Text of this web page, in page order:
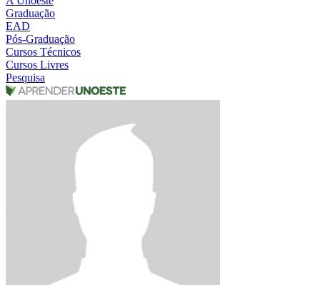
Graduação
EAD
Pós-Graduação
Cursos Técnicos
Cursos Livres
Pesquisa